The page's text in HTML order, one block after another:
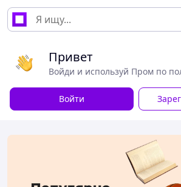
Привет
Войди и используй Пром по
Войти